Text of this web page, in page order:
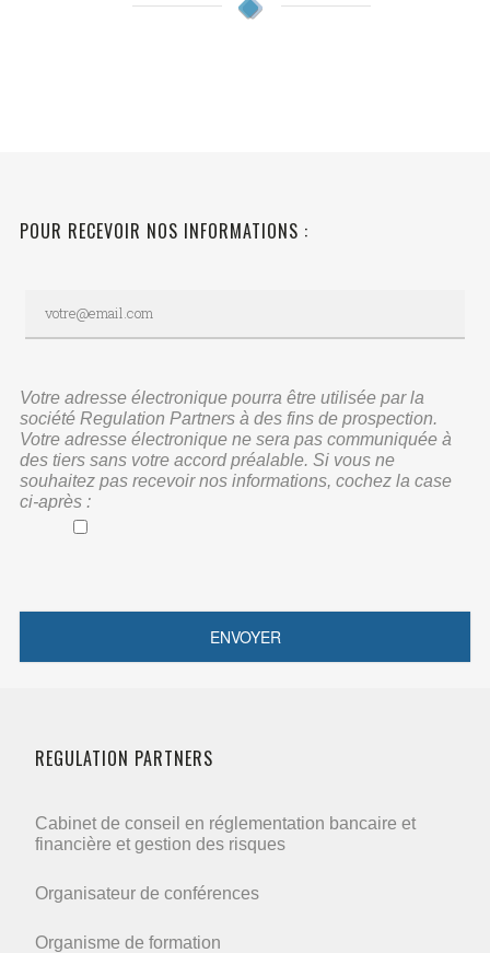
POUR RECEVOIR NOS INFORMATIONS :
Votre adresse électronique pourra être utilisée par la
société Regulation Partners à des fins de prospection.
Votre adresse électronique ne sera pas communiquée à
des tiers sans votre accord préalable. Si vous ne
souhaitez pas recevoir nos informations, cochez la case
ci-après :
REGULATION PARTNERS
Cabinet de conseil en réglementation bancaire et
financière et gestion des risques
Organisateur de conférences
Organisme de formation